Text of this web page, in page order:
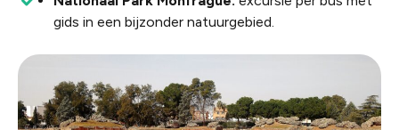
gids in een bijzonder natuurgebied.